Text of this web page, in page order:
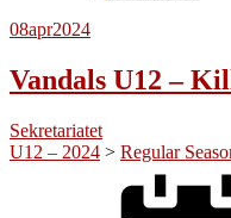
08apr2024
Vandals U12 –
Sekretariatet
U12 – 2024 > Regular